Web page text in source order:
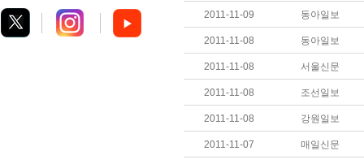
2011-11-09 동아일보
2011-11-08 동아일보
2011-11-08 서울신문
2011-11-08 조선일보
2011-11-08 강원일보
2011-11-07 매일신문